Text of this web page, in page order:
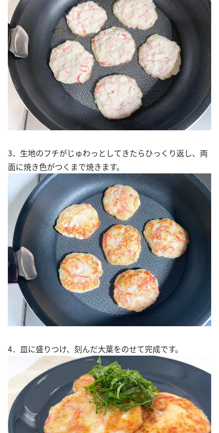
3．生地のフチがじゅわっとしてきたらひっくり返し、両
面に焼き色がつくまで焼きます。
4．皿に盛りつけ、刻んだ大葉をのせて完成です。